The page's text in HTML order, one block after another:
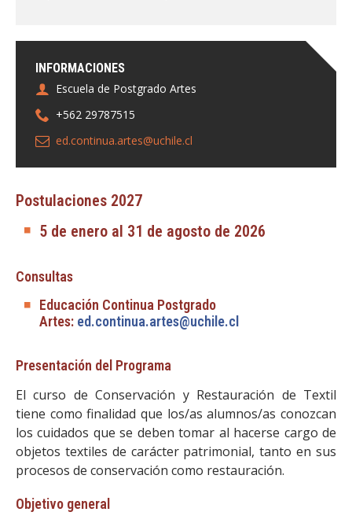
INFORMACIONES
Escuela de Postgrado Artes
+562 29787515
ed.continua.artes@uchile.cl
Postulaciones 2027
5 de enero al 31 de agosto de 2026
Consultas
Educación Continua Postgrado
Artes: ed.continua.artes@uchile.cl
Presentación del Programa
El curso de Conservación y Restauración de Textil
tiene como finalidad que los/as alumnos/as conozcan
los cuidados que se deben tomar al hacerse cargo de
objetos textiles de carácter patrimonial, tanto en sus
procesos de conservación como restauración.
Objetivo general